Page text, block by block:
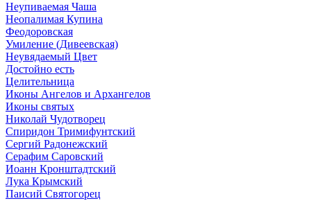
Неупиваемая Чаша
Неопалимая Купина
Феодоровская
Умиление (Дивеевская)
Неувядаемый Цвет
Достойно есть
Целительница
Иконы Ангелов и Архангелов
Иконы святых
Николай Чудотворец
Спиридон Тримифунтский
Сергий Радонежский
Серафим Саровский
Иоанн Кронштадтский
Лука Крымский
Паисий Святогорец